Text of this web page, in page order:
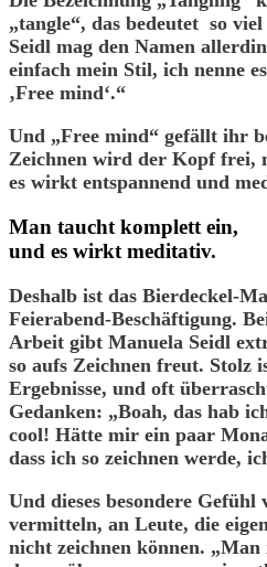
„tangle“, das bedeutet so
Seidl mag den Namen
einfach mein Stil, ich nenne
‚Free mind‘.“
Und „Free mind“ gefällt ihr
Zeichnen wird der Kopf frei,
es wirkt entspannend und
Man taucht komplett ein,
und es wirkt meditativ.
Deshalb ist das Bierdeckel-
Feierabend-Beschäftigung.
Arbeit gibt Manuela Seidl
so aufs Zeichnen freut. Stolz
Ergebnisse, und oft
Gedanken: „Boah, das hab
cool! Hätte mir ein paar
dass ich so zeichnen werde,
Und dieses besondere
vermitteln, an Leute, die
nicht zeichnen können. „Man